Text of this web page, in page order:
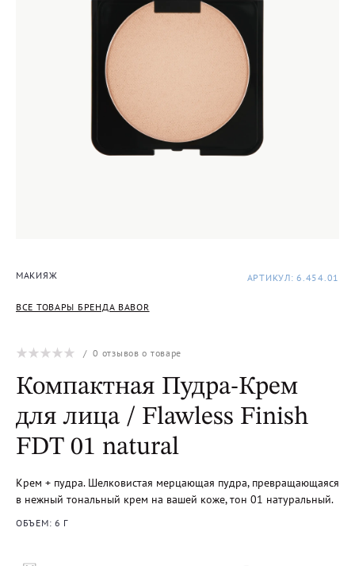
МАКИЯЖ
ВСЕ ТОВАРЫ БРЕНДА BABOR
АРТИКУЛ: 6.454.01
/0 отзывов о товаре
Компактная Пудра-Крем
для лица / Flawless Finish
FDT 01 natural
Крем + пудра. Шелковистая мерцающая пудра, превращающаяся
в нежный тональный крем на вашей коже, тон 01 натуральный.
ОБЪЕМ: 6 Г